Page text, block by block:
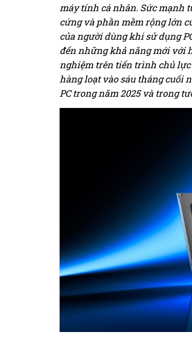
máy tính cá nhân. Sức mạnh
cứng và phần mềm rộng lớn
của người dùng khi sử dụng
đến những khả năng mới với
nghiệm trên tiến trình chủ lực
hàng loạt vào sáu tháng cuối
PC trong năm 2025 và trong